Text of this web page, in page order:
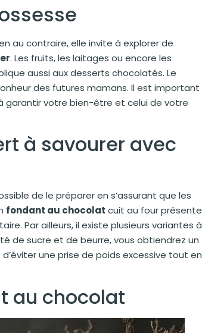
au contraire, elle invite à explorer de
. Les fruits, les laitages ou encore les
aussi aux desserts chocolatés. Le
des futures mamans. Il est important
garantir votre bien-être et celui de votre
à savourer avec
de le préparer en s’assurant que les
fondant au chocolat cuit au four présente
Par ailleurs, il existe plusieurs variantes à
de sucre et de beurre, vous obtiendrez un
une prise de poids excessive tout en
au chocolat